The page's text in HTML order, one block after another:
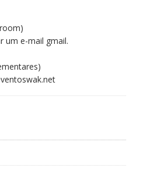
um e-mail gmail.